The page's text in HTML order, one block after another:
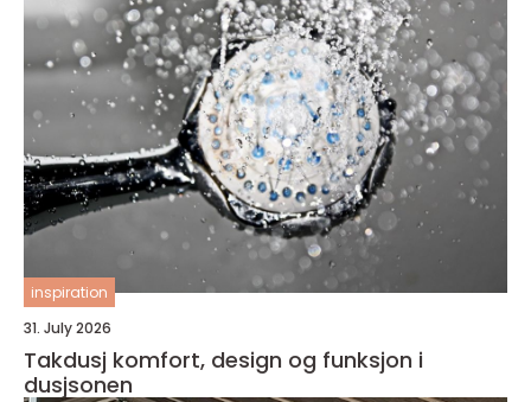
inspiration
31. July 2026
Takdusj komfort, design og funksjon i
dusjsonen